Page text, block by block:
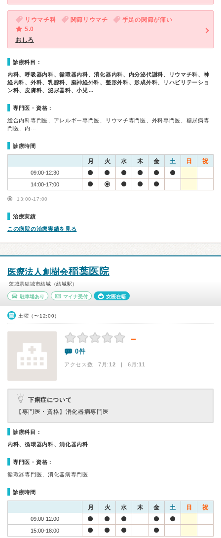
リウマチ科 関節リウマチ
手足の関節が痛い
5.0
おしろ
診療科目：
内科、呼吸器内科、循環器内科、消化器内科、内分泌代謝科、リウマチ科、神
経内科、外科、乳腺科、脳神経外科、整形外科、形成外科、リハビリテーショ
ン科、皮膚科、泌尿器科、小児…
専門医・資格：
総合内科専門医、アレルギー専門医、リウマチ専門医、外科専門医、糖尿病専
門医、内…
診療時間
月 火 水 木 金 土 日 祝
09:00-12:30
14:00-17:00
13:00-17:00
治療実績
この病院の治療実績を見る
医療法人創樹会稲葉医院
茨城県結城市結城（結城駅）
駐車場あり マイナ受付 女医在籍
土曜（〜12:00）
－
0件
アクセス数 7月:12 | 6月:11
下痢症について
【専門医・資格】 消化器病専門医
診療科目：
内科、循環器内科、消化器内科
専門医・資格：
循環器専門医、消化器病専門医
診療時間
月 火 水 木 金 土 日 祝
09:00-12:00
15:00-18:00